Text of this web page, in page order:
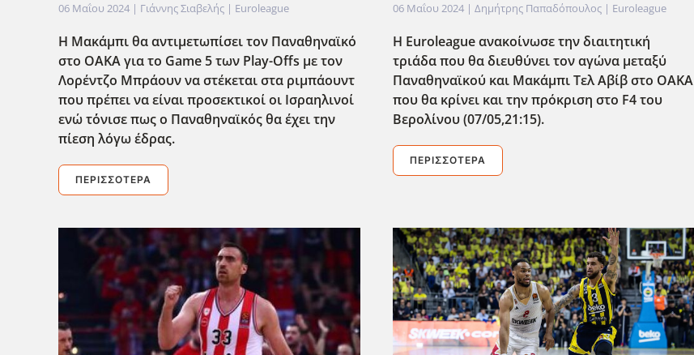
06 Μαΐου 2024 | Γιάννης Σιαβελής | Euroleague
H Mακάμπι θα αντιμετωπίσει τον Παναθηναϊκό
στο ΟΑΚΑ για το Game 5 των Play-Offs με τον
Λορέντζο Μπράουν να στέκεται στα ριμπάουντ
που πρέπει να είναι προσεκτικοί οι Ισραηλινοί
ενώ τ΄΄ονισε πως ο Παναθηναϊκός θα έχει την
πίεση λόγω έδρας.
ΠΕΡΙΣΣΌΤΕΡΑ
06 Μαΐου 2024 | Δημήτρης Παπαδόπουλος | Euroleague
Η Euroleague ανακοίνωσε την διαιτητική
τριάδα που θα διευθύνει τον αγώνα μεταξύ
Παναθηναϊκού και Μακάμπι Τελ Αβίβ στο ΟΑΚΑ
που θα κρίνει και την πρόκριση στο F4 του
Βερολίνου (07/05,21:15).
ΠΕΡΙΣΣΌΤΕΡΑ